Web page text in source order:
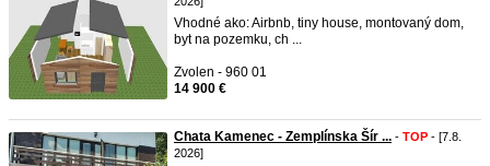
Vhodné ako: Airbnb, tiny house, montovaný dom,
byt na pozemku, ch ...
Zvolen - 960 01
14 900 €
Chata Kamenec - Zemplínska Šír ... - TOP - [7.8.
2026]